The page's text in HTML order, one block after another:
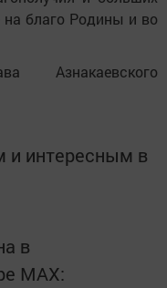
на благо Родины и во
Азнакаевского
интересным в
в
MАХ: